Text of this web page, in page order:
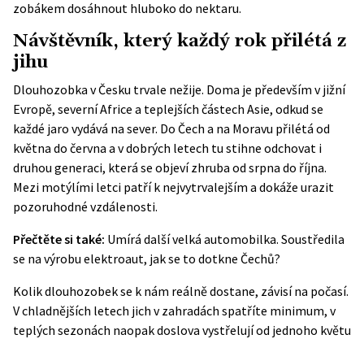
zobákem dosáhnout hluboko do nektaru.
Návštěvník, který každý rok přilétá z
jihu
Dlouhozobka v Česku trvale nežije. Doma je především v jižní
Evropě, severní Africe a teplejších částech Asie, odkud se
každé jaro vydává na sever. Do Čech a na Moravu přilétá od
května do června a v dobrých letech tu stihne odchovat i
druhou generaci, která se objeví zhruba od srpna do října.
Mezi motýlími letci patří k nejvytrvalejším a dokáže urazit
pozoruhodné vzdálenosti.
Přečtěte si také: Umírá další velká automobilka. Soustředila
se na výrobu elektroaut, jak se to dotkne Čechů?
Kolik dlouhozobek se k nám reálně dostane, závisí na počasí.
V chladnějších letech jich v zahradách spatříte minimum, v
teplých sezonách naopak doslova vystřelují od jednoho květu